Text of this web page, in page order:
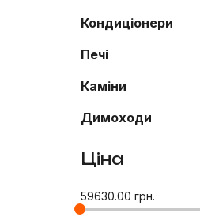
Кондиціонери
Печі
Каміни
Димоходи
Ціна
59630.00 грн.